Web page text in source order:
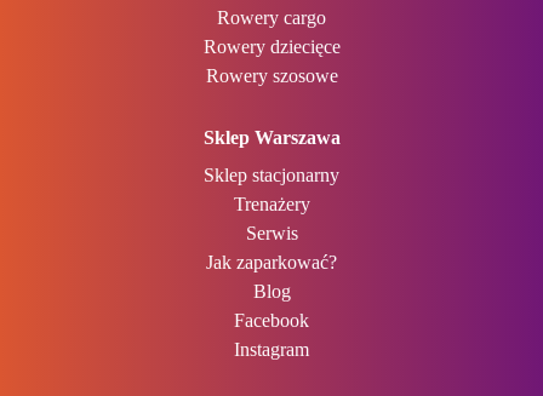
Rowery cargo
Rowery dziecięce
Rowery szosowe
Sklep Warszawa
Sklep stacjonarny
Trenażery
Serwis
Jak zaparkować?
Blog
Facebook
Instagram